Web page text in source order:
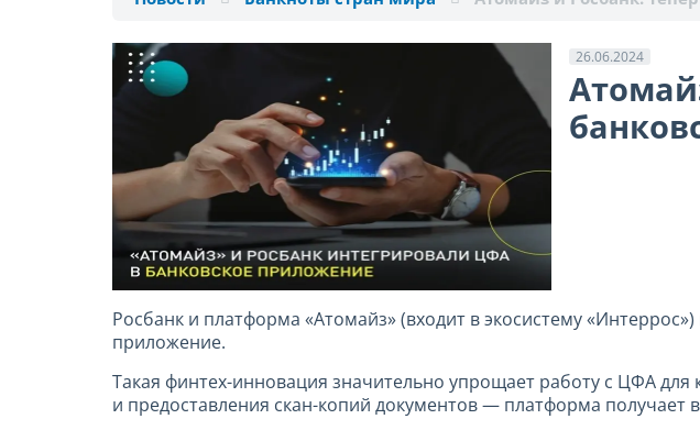
26.06.2024
Росбанк и платформа «Атомайз» (входит в экосистему
приложение.
Такая финтех-инновация значительно упрощает работу с ЦФА
и предоставления скан-копий документов — платформа